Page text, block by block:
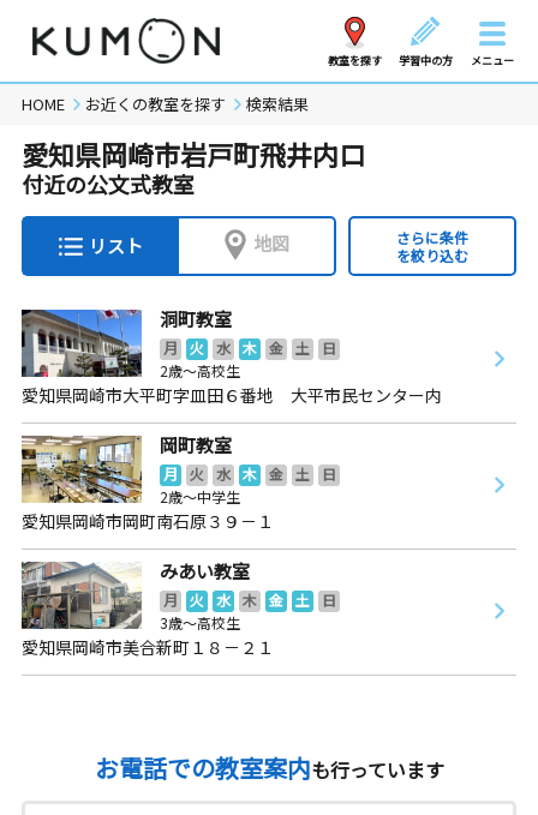
教室を探す 学習中の方 メニュー
HOME お近くの教室を探す 検索結果
愛知県岡崎市岩戸町飛井内口
付近の公文式教室
リスト 地図
さらに条件
を絞り込む
洞町教室
月 火 水 木 金 土
日
2歳～高校生
愛知県岡崎市大平町字皿田６番地 大平市民センター内
岡町教室
月 火 水 木 金 土
日
2歳～中学生
愛知県岡崎市岡町南石原３９－１
みあい教室
月 火 水 木 金 土
日
3歳～高校生
愛知県岡崎市美合新町１８－２１
お電話での教室案内も行っています